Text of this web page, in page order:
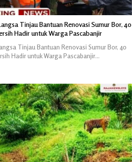
Tinjau Bantuan Renovasi Sumur Bor, 40
Hadir untuk Warga Pascabanjir
Tinjau Bantuan Renovasi Sumur Bor, 40
Hadir untuk Warga Pascabanjir…